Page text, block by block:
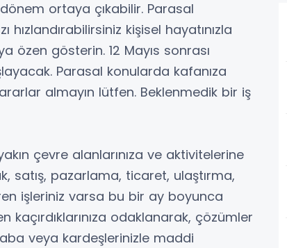
ortaya çıkabilir. Parasal
kişisel hayatınızla
gösterin. 12 Mayıs sonrası
Parasal konularda kafanıza
almayın lütfen. Beklenmedik bir iş
çevre alanlarınıza ve aktivitelerine
satış, pazarlama, ticaret, ulaştırma,
işleriniz varsa bu bir ay boyunca
odaklanarak, çözümler
veya kardeşlerinizle maddi